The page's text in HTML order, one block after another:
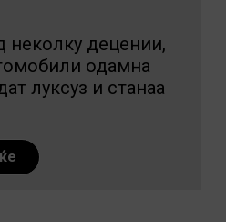
неколку децении,
одамна
луксуз и станаа